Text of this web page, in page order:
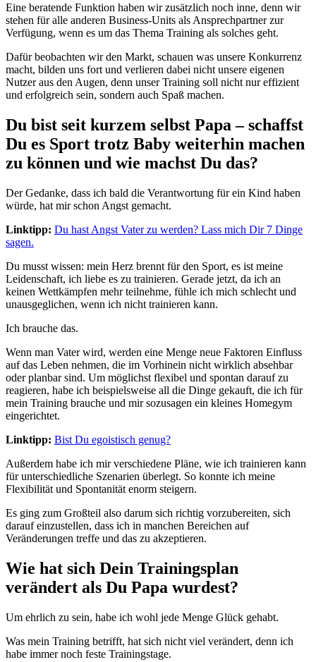
Eine beratende Funktion haben wir zusätzlich noch inne, denn wir
stehen für alle anderen Business-Units als Ansprechpartner zur
Verfügung, wenn es um das Thema Training als solches geht.
Dafür beobachten wir den Markt, schauen was unsere Konkurrenz
macht, bilden uns fort und verlieren dabei nicht unsere eigenen
Nutzer aus den Augen, denn unser Training soll nicht nur effizient
und erfolgreich sein, sondern auch Spaß machen.
Du bist seit kurzem selbst Papa – schaffst
Du es Sport trotz Baby weiterhin machen
zu können und wie machst Du das?
Der Gedanke, dass ich bald die Verantwortung für ein Kind haben
würde, hat mir schon Angst gemacht.
Linktipp: Du hast Angst Vater zu werden? Lass mich Dir 7 Dinge
sagen.
Du musst wissen: mein Herz brennt für den Sport, es ist meine
Leidenschaft, ich liebe es zu trainieren. Gerade jetzt, da ich an
keinen Wettkämpfen mehr teilnehme, fühle ich mich schlecht und
unausgeglichen, wenn ich nicht trainieren kann.
Ich brauche das.
Wenn man Vater wird, werden eine Menge neue Faktoren Einfluss
auf das Leben nehmen, die im Vorhinein nicht wirklich absehbar
oder planbar sind. Um möglichst flexibel und spontan darauf zu
reagieren, habe ich beispielsweise all die Dinge gekauft, die ich für
mein Training brauche und mir sozusagen ein kleines Homegym
eingerichtet.
Linktipp: Bist Du egoistisch genug?
Außerdem habe ich mir verschiedene Pläne, wie ich trainieren kann
für unterschiedliche Szenarien überlegt. So konnte ich meine
Flexibilität und Spontanität enorm steigern.
Es ging zum Großteil also darum sich richtig vorzubereiten, sich
darauf einzustellen, dass ich in manchen Bereichen auf
Veränderungen treffe und das zu akzeptieren.
Wie hat sich Dein Trainingsplan
verändert als Du Papa wurdest?
Um ehrlich zu sein, habe ich wohl jede Menge Glück gehabt.
Was mein Training betrifft, hat sich nicht viel verändert, denn ich
habe immer noch feste Trainingstage.